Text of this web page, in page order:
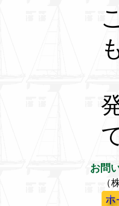
お問
（